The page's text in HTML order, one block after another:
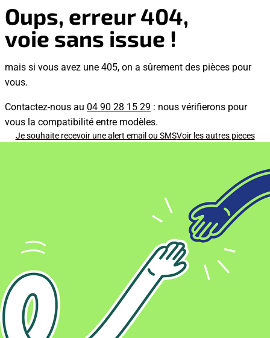
Oups, erreur 404,
voie sans issue !
mais si vous avez une 405, on a sûrement des pièces pour
vous.
Contactez-nous au 04 90 28 15 29 : nous vérifierons pour
vous la compatibilité entre modèles.
Je souhaite recevoir une alert email ou SMSVoir les autres pieces